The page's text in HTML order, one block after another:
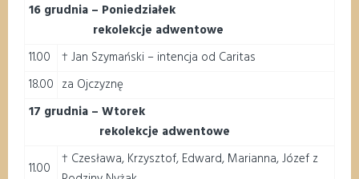
16 grudnia – Poniedziałek
rekolekcje adwentowe
11.00
† Jan Szymański – intencja od Caritas
18.00 za Ojczyznę
17 grudnia – Wtorek
rekolekcje adwentowe
11.00
† Czesława, Krzysztof, Edward, Marianna, Józef z